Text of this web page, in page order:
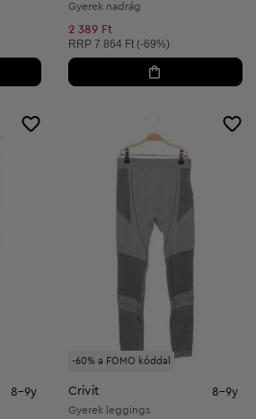
Gyerek nadrág
2 389 Ft
Ajánlott ár:
RRP 7 864 Ft (-69%)
8-9y
-60% a FOMO kóddal
Crivit 8-9y
Gyerek leggings